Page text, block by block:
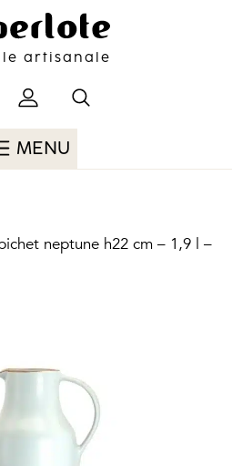
artisanale
MENU
neptune h22 cm – 1,9 l –